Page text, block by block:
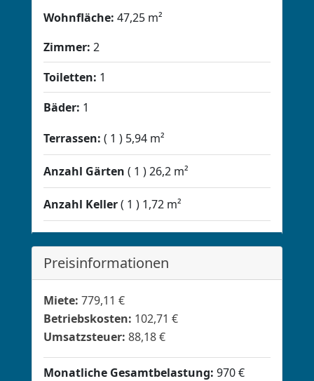
Wohnfläche: 47,25 m²
Zimmer: 2
Toiletten: 1
Bäder: 1
Terrassen:
1 5,94 m²
Anzahl Gärten 1 26,2 m²
Anzahl Keller 1 1,72 m²
Preisinformationen
Miete: 779,11 €
Betriebskosten: 102,71 €
Umsatzsteuer: 88,18 €
Monatliche Gesamtbelastung: 970 €